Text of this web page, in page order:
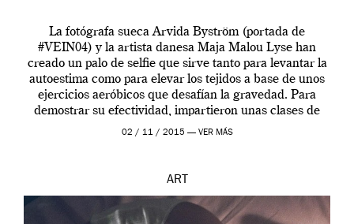
La fotógrafa sueca Arvida Byström (portada de
#VEIN04) y la artista danesa Maja Malou Lyse han
creado un palo de selfie que sirve tanto para levantar la
autoestima como para elevar los tejidos a base de unos
ejercicios aeróbicos que desafían la gravedad. Para
demostrar su efectividad, impartieron unas clases de
prueba en el Tate […]
02 / 11 / 2015 — VER MÁS
ART